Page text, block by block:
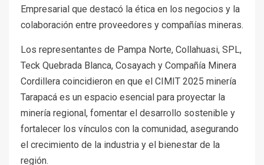
Empresarial que destacó la ética en los negocios y la
colaboración entre proveedores y compañías mineras.
Los representantes de Pampa Norte, Collahuasi, SPL,
Teck Quebrada Blanca, Cosayach y Compañía Minera
Cordillera coincidieron en que el CIMIT 2025 minería
Tarapacá es un espacio esencial para proyectar la
minería regional, fomentar el desarrollo sostenible y
fortalecer los vínculos con la comunidad, asegurando
el crecimiento de la industria y el bienestar de la
región.